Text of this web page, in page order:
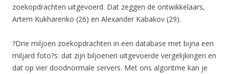
zoekopdrachten uitgevoerd. Dat zeggen de ontwikkelaars,
Artem Kukharenko (26) en Alexander Kabakov (29).
?Drie miljoen zoekopdrachten in een database met bijna een
miljard foto?s: dat zijn biljoenen uitgevoerde vergelijkingen en
dat op vier doodnormale servers. Met ons algoritme kan je